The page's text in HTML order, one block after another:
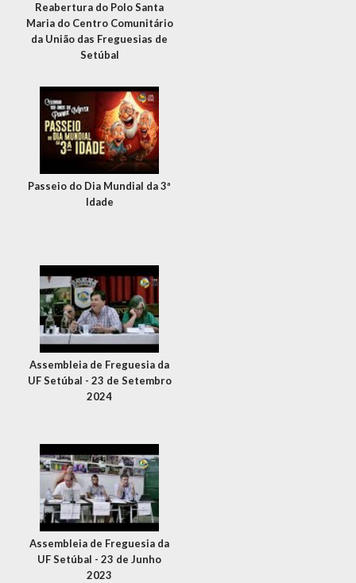
Reabertura do Polo Santa
Maria do Centro Comunitário
da União das Freguesias de
Setúbal
Passeio do Dia Mundial da 3ª
Idade
Assembleia de Freguesia da
UF Setúbal - 23 de Setembro
2024
Assembleia de Freguesia da
UF Setúbal - 23 de Junho
2023